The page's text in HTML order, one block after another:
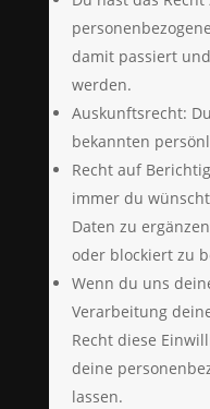
damit passiert
werden.
Auskunftsrecht:
bekannten
Recht auf
immer du
Daten zu
oder blockiert zu
Wenn du uns
Verarbeitung
Recht diese
deine
lassen.